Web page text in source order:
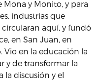
Mona y Monito, y para
industrias que
aquí, y fundó
en San Juan, en
Vio en la educación la
y de transformar la
la discusión y el